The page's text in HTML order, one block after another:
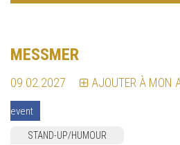
MESSMER
09.02.2027 AJOUTER À MON
event
STAND-UP/HUMOUR